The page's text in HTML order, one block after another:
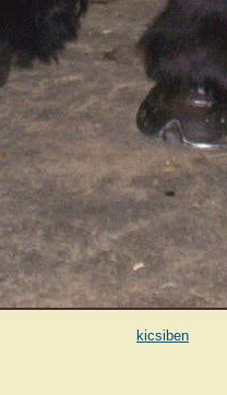
kicsiben